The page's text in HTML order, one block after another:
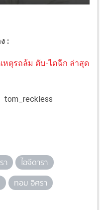
:
หตุรถล้ม ตับ-ไตฉีก ล่าสุด
tom_reckless
า
ไอจีดารา
ทอม อิศรา